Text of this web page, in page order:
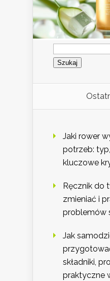
Szukaj:
Jaki rower
potrzeb:
kluczowe
Ręcznik do
zmieniać i
problemów
Jak
składniki,
praktyczne